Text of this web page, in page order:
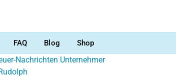
FAQ Blog Shop
Nachrichten Unternehmer